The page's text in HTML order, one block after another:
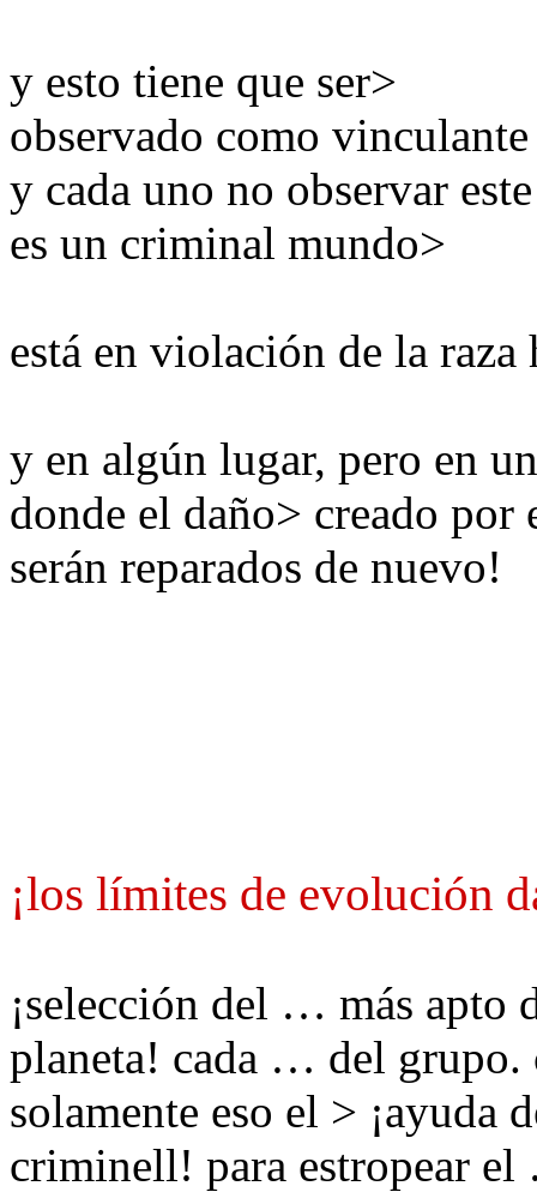
y esto tiene que ser>
observado como vinculante
y cada uno no observar este
es un criminal mundo>
está en violación de la raza
y en algún lugar, pero en
donde el daño> creado por
serán reparados de nuevo!
¡los límites de evolución
¡selección del … más
planeta! cada … del grupo.
solamente eso el > ¡ayuda
criminell! para estropear